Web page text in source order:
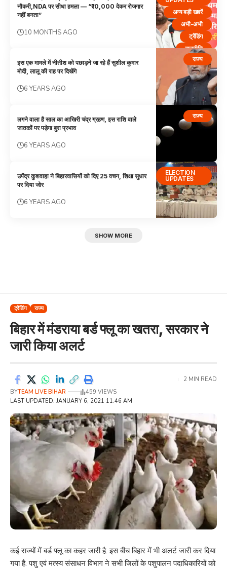
अन्य बड़ी खबरें
अभी-अभी
ट्रेंडिंग
राजनीति
राज्य
नौकरी,NDA पर सीधा हमला — “₹10,000 देकर रोजगार
नहीं बनता”
10 MONTHS AGO
राज्य
इस एक मामले में नीतीश को पछाड़ने जा रहे हैं सुशील कुमार
मोदी, लालू की राह पर दिखेंगे
6 YEARS AGO
राज्य
लगने वाला है साल का आखिरी चंद्र ग्रहण, इस राशि वाले
जातकों पर पड़ेगा बुरा प्रभाव
6 YEARS AGO
ELECTION
UPDATES
उपेंद्र कुशवाहा ने बिहारवासियों को दिए 25 वचन, शिक्षा सुधार
पर दिया जोर
6 YEARS AGO
SHOW MORE
ट्रेंडिंग राज्य
बिहार में मंडराया बर्ड फ्लू का खतरा, सरकार ने
जारी किया अलर्ट
LAST UPDATED: JANUARY 6, 2021 11:46 AM
BYTEAM LIVE BIHAR 459 VIEWS
2 MIN READ
कई राज्यों में बर्ड फ्लू का कहर जारी है. इस बीच बिहार में भी अलर्ट जारी कर दिया
गया है. पशु एवं मत्स्य संसाधन विभाग ने सभी जिलों के पशुपालन पदाधिकारियों को